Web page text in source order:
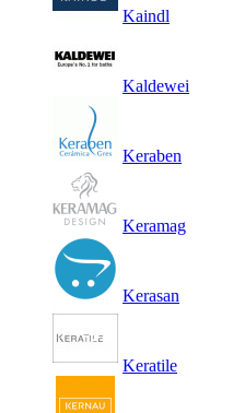
Kaindl
Kaldewei
Keraben
Keramag
Kerasan
Keratile